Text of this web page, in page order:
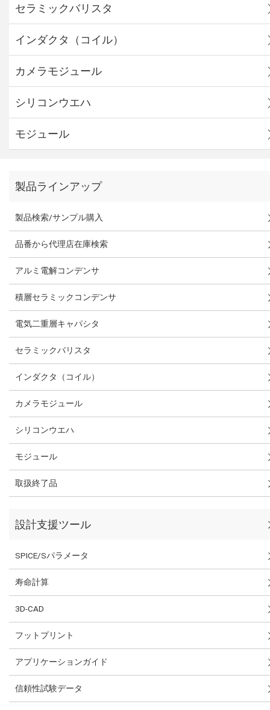
セラミックバリスタ
インダクタ（コイル）
カメラモジュール
シリコンウエハ
モジュール
製品ラインアップ
製品検索/サンプル購入
品番から代理店在庫検索
アルミ電解コンデンサ
積層セラミックコンデンサ
電気二重層キャパシタ
セラミックバリスタ
インダクタ（コイル）
カメラモジュール
シリコンウエハ
モジュール
取扱終了品
設計支援ツール
SPICE/Sパラメータ
寿命計算
3D-CAD
フットプリント
アプリケーションガイド
信頼性試験データ